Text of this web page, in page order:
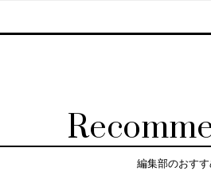
編集部のおす